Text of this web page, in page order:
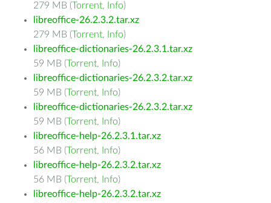
279 MB (Torrent, Info)
libreoffice-26.2.3.2.tar.xz
279 MB (Torrent, Info)
libreoffice-dictionaries-26.2.3.1.tar.xz
59 MB (Torrent, Info)
libreoffice-dictionaries-26.2.3.2.tar.xz
59 MB (Torrent, Info)
libreoffice-dictionaries-26.2.3.2.tar.xz
59 MB (Torrent, Info)
libreoffice-help-26.2.3.1.tar.xz
56 MB (Torrent, Info)
libreoffice-help-26.2.3.2.tar.xz
56 MB (Torrent, Info)
libreoffice-help-26.2.3.2.tar.xz